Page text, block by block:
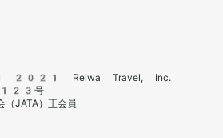
© 2021 Reiwa Travel, Inc.
2123号
（JATA）正会員